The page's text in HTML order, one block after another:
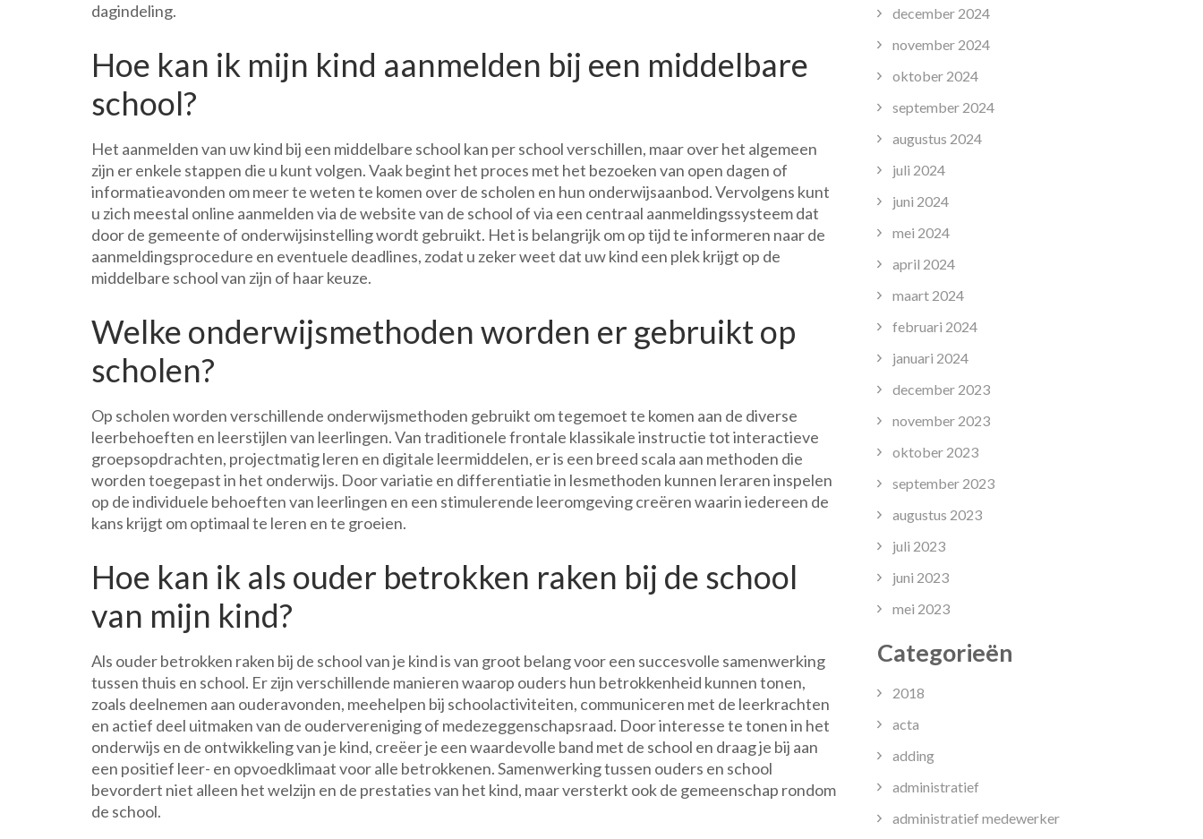
dagindeling.
Hoe kan ik mijn kind aanmelden bij een middelbare
school?
Het aanmelden van uw kind bij een middelbare school kan per school verschillen, maar over het algemeen
zijn er enkele stappen die u kunt volgen. Vaak begint het proces met het bezoeken van open dagen of
informatieavonden om meer te weten te komen over de scholen en hun onderwijsaanbod. Vervolgens kunt
u zich meestal online aanmelden via de website van de school of via een centraal aanmeldingssysteem dat
door de gemeente of onderwijsinstelling wordt gebruikt. Het is belangrijk om op tijd te informeren naar de
aanmeldingsprocedure en eventuele deadlines, zodat u zeker weet dat uw kind een plek krijgt op de
middelbare school van zijn of haar keuze.
Welke onderwijsmethoden worden er gebruikt op
scholen?
Op scholen worden verschillende onderwijsmethoden gebruikt om tegemoet te komen aan de diverse
leerbehoeften en leerstijlen van leerlingen. Van traditionele frontale klassikale instructie tot interactieve
groepsopdrachten, projectmatig leren en digitale leermiddelen, er is een breed scala aan methoden die
worden toegepast in het onderwijs. Door variatie en differentiatie in lesmethoden kunnen leraren inspelen
op de individuele behoeften van leerlingen en een stimulerende leeromgeving creëren waarin iedereen de
kans krijgt om optimaal te leren en te groeien.
Hoe kan ik als ouder betrokken raken bij de school
van mijn kind?
Als ouder betrokken raken bij de school van je kind is van groot belang voor een succesvolle samenwerking
tussen thuis en school. Er zijn verschillende manieren waarop ouders hun betrokkenheid kunnen tonen,
zoals deelnemen aan ouderavonden, meehelpen bij schoolactiviteiten, communiceren met de leerkrachten
en actief deel uitmaken van de oudervereniging of medezeggenschapsraad. Door interesse te tonen in het
onderwijs en de ontwikkeling van je kind, creëer je een waardevolle band met de school en draag je bij aan
een positief leer- en opvoedklimaat voor alle betrokkenen. Samenwerking tussen ouders en school
bevordert niet alleen het welzijn en de prestaties van het kind, maar versterkt ook de gemeenschap rondom
de school.
december 2024
november 2024
oktober 2024
september 2024
augustus 2024
juli 2024
juni 2024
mei 2024
april 2024
maart 2024
februari 2024
januari 2024
december 2023
november 2023
oktober 2023
september 2023
augustus 2023
juli 2023
juni 2023
mei 2023
Categorieën
2018
acta
adding
administratief
administratief medewerker